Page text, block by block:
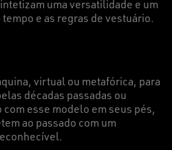
uma versatilidade e um
e as regras de vestuário.
virtual ou metafórica, para
décadas passadas ou
esse modelo em seus pés,
ao passado com um